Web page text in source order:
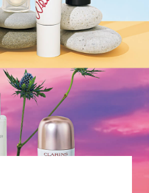
#JEWELRY